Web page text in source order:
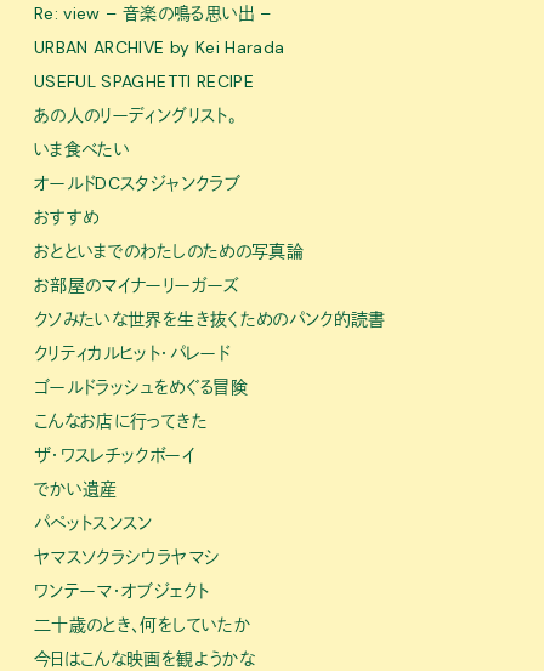
Re: view – 音楽の鳴る思い出 –
URBAN ARCHIVE by Kei Harada
USEFUL SPAGHETTI RECIPE
あの人のリーディングリスト。
いま食べたい
オールドDCスタジャンクラブ
おすすめ
おとといまでのわたしのための写真論
お部屋のマイナーリーガーズ
クソみたいな世界を生き抜くためのパンク的読書
クリティカルヒット・パレード
ゴールドラッシュをめぐる冒険
こんなお店に行ってきた
ザ・ワスレチックボーイ
でかい遺産
パペットスンスン
ヤマスソクラシウラヤマシ
ワンテーマ・オブジェクト
二十歳のとき、何をしていたか
今日はこんな映画を観ようかな